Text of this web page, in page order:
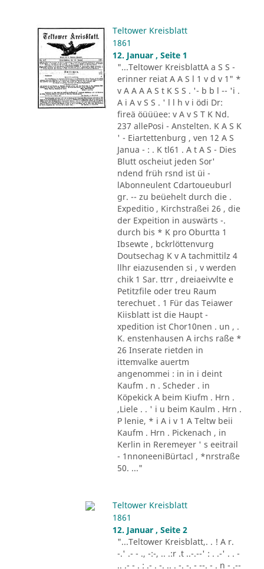
Teltower Kreisblatt
1861
12. Januar , Seite 1
"...Teltower KreisblattA a S S -
erinner reiat A A S l 1 v d v 1" *
v A A A A S t K S S . '- b b l -- 'i .
A i A v S S . ' l l h v i ödi Dr:
fireä öüüüee: v A v S T K Nd.
237 allePosi - Anstelten. K A S K
' - Eiartettenburg , ven 12 A S
Janua - : . K tl61 . A t A S - Dies
Blutt oscheiut jeden Sor'
ndend früh rsnd ist üi -
lAbonneulent Cdartoueuburl
gr. -- zu beüehelt durch die .
Expeditio , Kirchstraßei 26 , die
der Expeition in auswärts -.
durch bis * K pro Oburtta 1
Ibsewte , bckrlöttenvurg
Doutsechag K v A tachmittilz 4
llhr eiazusenden si , v werden
chik 1 Sar. ttrr , dreiaeivvlte e
Petitzfile oder treu Raum
terechuet . 1 Für das Teiawer
Kiisblatt ist die Haupt -
xpedition ist Chor10nen . un , .
K. enstenhausen A irchs raße *
26 Inserate rietden in
ittemvalke auertm
angenommei : in in i deint
Kaufm . n . Scheder . in
Köpekick A beim Kiufm . Hrn .
,Liele . . ' i u beim Kaulm . Hrn .
P lenie, * i A i v 1 A Teltw beii
Kaufm . Hrn . Pickenach , in
Kerlin in Reremeyer ' s eeitrail
- 1nnoneeniBürtacl , *nrstraße
50. ..."
Teltower Kreisblatt
1861
12. Januar , Seite 2
"...Teltower Kreisblatt,. . ! A r.
-.' .- - ., -:-, .. .:r .t ..-.--' : . .-' . . -
.. .- - . : .- . -. .. . -. -. - --. - . n - .--